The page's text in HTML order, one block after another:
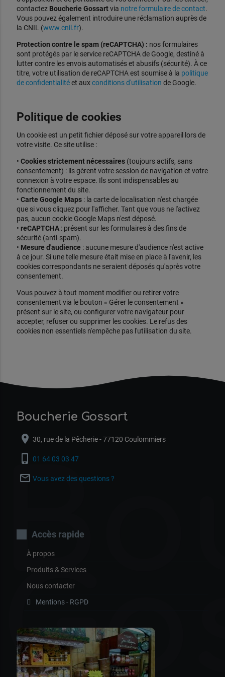
contactez Boucherie Gossartvia notre formulaire de contact.
Vous pouvez également introduire une réclamation auprès de
la CNIL (www.cnil.fr).
Protection contre le spam (reCAPTCHA) : nos formulaires
sont protégés par le service reCAPTCHA de Google, destiné à
lutter contre les envois automatisés et abusifs (sécurité). À ce
titre, votre utilisation de reCAPTCHA est soumise à la politique
de confidentialitéet auxconditions d'utilisation de Google.
Politique de cookies
Un cookie est un petit fichier déposé sur votre appareil lors de
votre visite. Ce site utilise :
• Cookies strictement nécessaires(toujours actifs, sans
consentement) : ils gèrent votre session de navigation et votre
connexion à votre espace. Ils sont indispensables au
fonctionnement du site.
• Carte Google Maps: la carte de localisation n'est chargée
que si vous cliquez pour l'afficher. Tant que vous ne l'activez
pas, aucun cookie Google Maps n'est déposé.
• reCAPTCHA: présent sur les formulaires à des fins de
sécurité (anti-spam).
• Mesure d'audience : aucune mesure d'audience n'est active
à ce jour. Si une telle mesure était mise en place à l'avenir, les
cookies correspondants ne seraient déposés qu'après votre
consentement.
Vous pouvez à tout moment modifier ou retirer votre
consentement via le bouton « Gérer le consentement »
présent sur le site, ou configurer votre navigateur pour
accepter, refuser ou supprimer les cookies. Le refus des
cookies non essentiels n'empêche pas l'utilisation du site.
Boucherie Gossart
location_on 30, rue de la Pêcherie - 77120 Coulommiers
phone_iphone 01 64 03 03 47
mail_outline Vous avez des questions ?
Accès rapide
À propos
Produits & Services
Nous contacter
Mentions - RGPD